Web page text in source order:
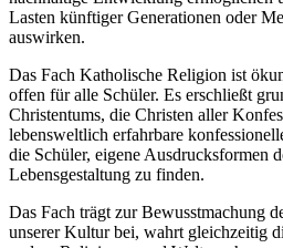
Lasten künftiger Generationen oder
auswirken.
Das Fach Katholische Religion ist
offen für alle Schüler. Es erschließt
Christentums, die Christen aller
lebensweltlich erfahrbare
die Schüler, eigene Ausdrucksformen
Lebensgestaltung zu finden.
Das Fach trägt zur Bewusstmachung
unserer Kultur bei, wahrt gleichzeitig